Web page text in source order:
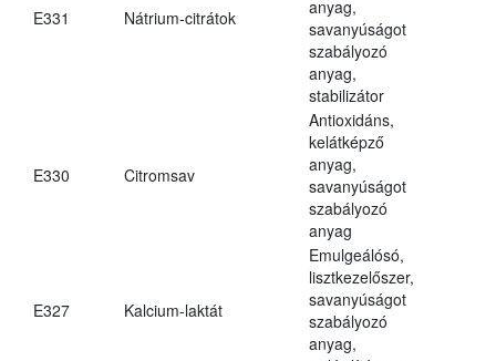
E331 Nátrium-citrátok
anyag,
savanyúságot
szabályozó
anyag,
stabilizátor
E330 Citromsav
Antioxidáns,
kelátképző
anyag,
savanyúságot
szabályozó
anyag
E327 Kalcium-laktát
Emulgeálósó,
lisztkezelőszer,
savanyúságot
szabályozó
anyag,